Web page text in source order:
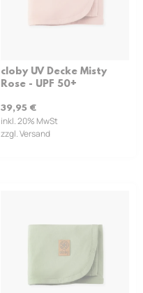
cloby UV Decke Misty
Rose - UPF 50+
39,95 €
inkl. 20% MwSt
zzgl. Versand